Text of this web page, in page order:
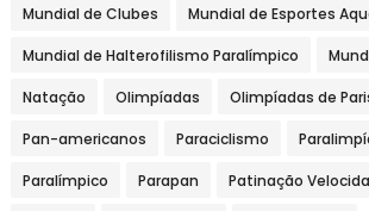
Mundial de Clubes Mundial de Esportes
Mundial de Halterofilismo Paralímpico
Natação Olimpíadas Olimpíadas de
Pan-americanos Paraciclismo
Paralímpico Parapan Patinação